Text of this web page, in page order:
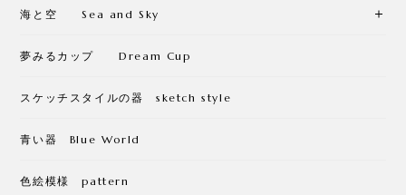
海と空 Sea and Sky
夢みるカップ Dream Cup
スケッチスタイルの器 sketch style
青い器 Blue World
色絵模様 pattern